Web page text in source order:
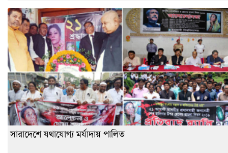
সারাদেশে যথাযোগ্য মর্যাদায় পালিত